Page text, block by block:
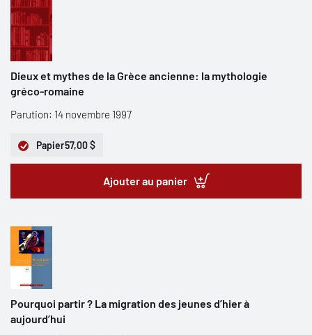
Dieux et mythes de la Grèce ancienne: la mythologie
gréco-romaine
Parution: 14 novembre 1997
Papier57,00 $
Ajouter au panier
Pourquoi partir ? La migration des jeunes d’hier à
aujourd’hui